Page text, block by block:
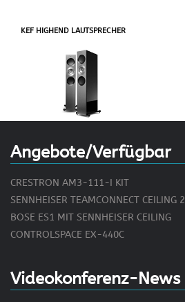
KEF HIGHEND LAUTSPRECHER
Angebote/Verfügbar
Videokonferenz-News
CRESTRON AM3-111-I KIT
SENNHEISER TEAMCONNECT CEILING 2
BOSE ES1 MIT SENNHEISER CEILING
CONTROLSPACE EX-440C